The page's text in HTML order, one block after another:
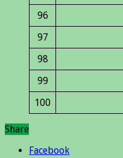
96
97
98
99
100
Share
Facebook